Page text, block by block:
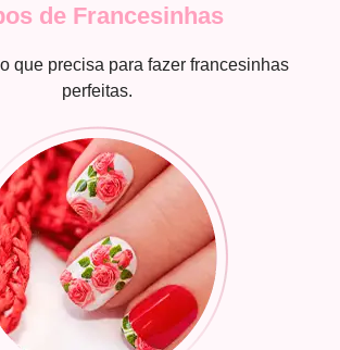
de Francesinhas
que precisa para fazer francesinhas
perfeitas.